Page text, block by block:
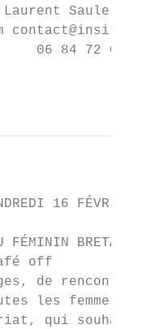
Saule
06 84 72 08
16 FÉVRIER
FÉMININ BRETAGNE
off
de
les femmes,
qui